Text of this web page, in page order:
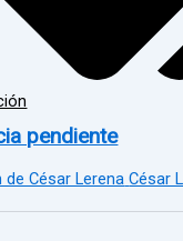
pendiente
César